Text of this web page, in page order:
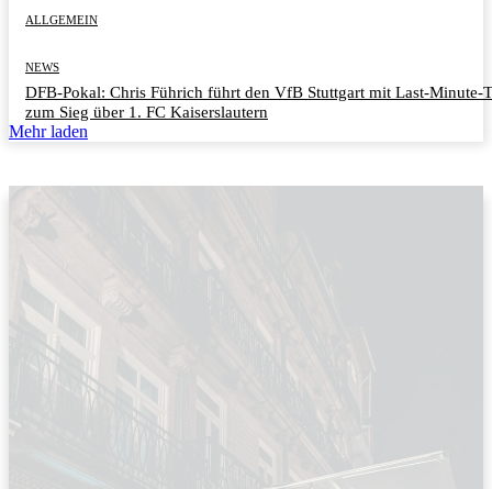
ALLGEMEIN
NEWS
DFB-Pokal: Chris Führich führt den VfB Stuttgart mit Last-Minute-
zum Sieg über 1. FC Kaiserslautern
Mehr laden